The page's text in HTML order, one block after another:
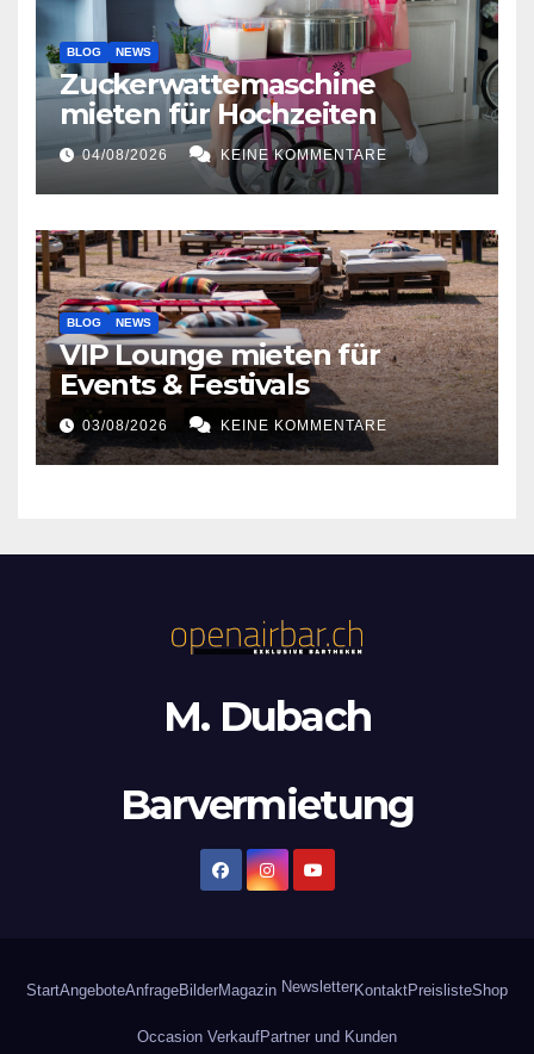
BLOG NEWS
Zuckerwattemaschine
mieten für Hochzeiten
04/08/2026 KEINE KOMMENTARE
BLOG NEWS
VIP Lounge mieten für
Events & Festivals
03/08/2026 KEINE KOMMENTARE
M. Dubach
Barvermietung
StartAngeboteAnfrageBilderMagazin NewsletterKontaktPreislisteShop
Occasion VerkaufPartner und Kunden